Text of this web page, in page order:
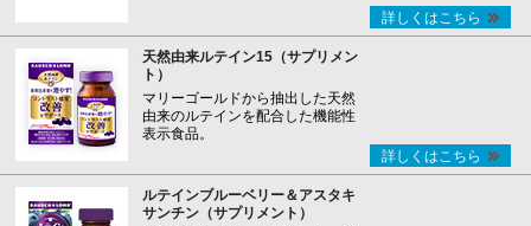
詳しくはこちら
天然由来ルテイン15（サプリメン
ト）
マリーゴールドから抽出した天然
由来のルテインを配合した機能性
表示食品。
詳しくはこちら
ルテインブルーベリー＆アスタキ
サンチン（サプリメント）